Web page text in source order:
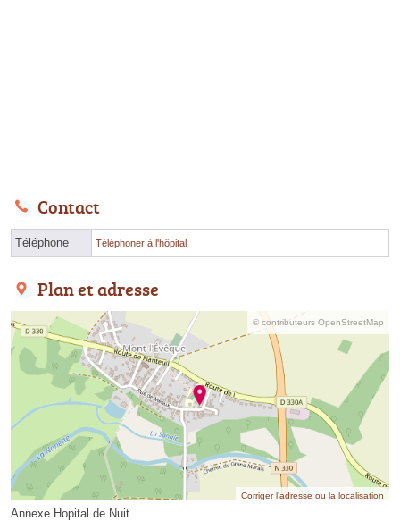
Contact
Téléphone Téléphoner à l'hôpital
Plan et adresse
© contributeurs OpenStreetMap
Corriger l’adresse ou la localisation
Annexe Hopital de Nuit